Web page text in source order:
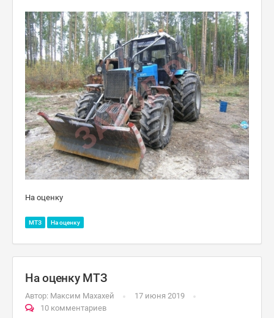
На оценку
МТЗ На оценку
На оценку МТЗ
Автор: Максим Махахей
17 июня 2019
10 комментариев